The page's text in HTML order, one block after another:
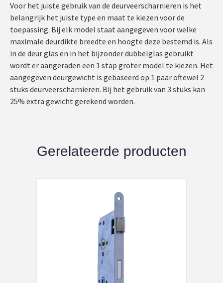
Voor het juiste gebruik van de deurveerscharnieren is het
belangrijk het juiste type en maat te kiezen voor de
toepassing. Bij elk model staat aangegeven voor welke
maximale deurdikte breedte en hoogte deze bestemd is. Als
in de deur glas en in het bijzonder dubbelglas gebruikt
wordt er aangeraden een 1 stap groter model te kiezen. Het
aangegeven deurgewicht is gebaseerd op 1 paar oftewel 2
stuks deurveerscharnieren. Bij het gebruik van 3 stuks kan
25% extra gewicht gerekend worden.
Gerelateerde producten